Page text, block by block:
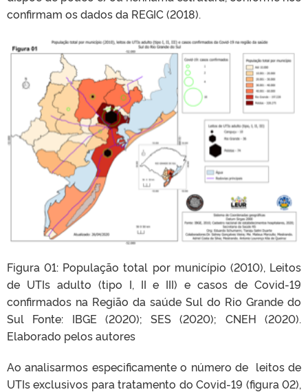
confirmam os dados da REGIC (2018).
Figura 01: População total por município (2010), Leitos
de UTIs adulto (tipo I, II e III) e casos de Covid-19
confirmados na Região da saúde Sul do Rio Grande do
Sul Fonte: IBGE (2020); SES (2020); CNEH (2020).
Elaborado pelos autores
Ao analisarmos especificamente o número de leitos de
UTIs exclusivos para tratamento do Covid-19 (figura 02),